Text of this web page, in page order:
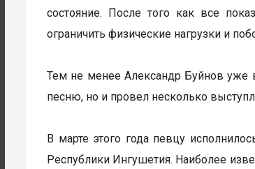
состояние. После того как все
ограничить физические нагрузки и
Тем не менее Александр Буйнов уже
песню, но и провел несколько
В марте этого года певцу
Республики Ингушетия. Наиболее